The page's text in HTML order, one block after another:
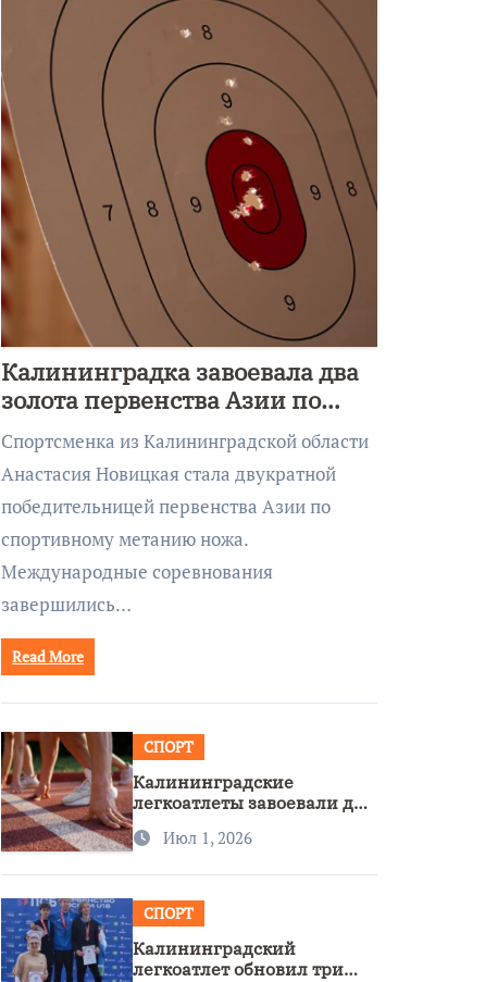
Калининградка завоевала два
золота первенства Азии по
метанию ножа
Спортсменка из Калининградской области
Анастасия Новицкая стала двукратной
победительницей первенства Азии по
спортивному метанию ножа.
Международные соревнования
завершились…
Read More
СПОРТ
Калининградские
легкоатлеты завоевали две
РоссииИюл 1, 2026
СПОРТ
Калининградский
легкоатлет обновил три